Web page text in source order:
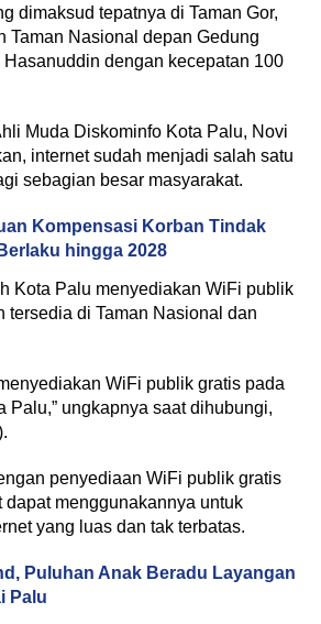
dimaksud tepatnya di Taman Gor,
Taman Nasional depan Gedung
dengan kecepatan 100
Muda Diskominfo Kota Palu, Novi
internet sudah menjadi salah satu
sebagian besar masyarakat.
Kompensasi Korban Tindak
hingga 2028
Kota Palu menyediakan WiFi publik
tersedia di Taman Nasional dan
WiFi publik gratis pada
Palu,” ungkapnya saat dihubungi,
penyediaan WiFi publik gratis
dapat menggunakannya untuk
yang luas dan tak terbatas.
Puluhan Anak Beradu Layangan
Palu